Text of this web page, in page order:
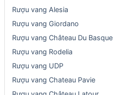
Rượu vang Alesia
Rượu vang Giordano
Rượu vang Château Du Basque
Rượu vang Rodelia
Rượu vang UDP
Rượu vang Chateau Pavie